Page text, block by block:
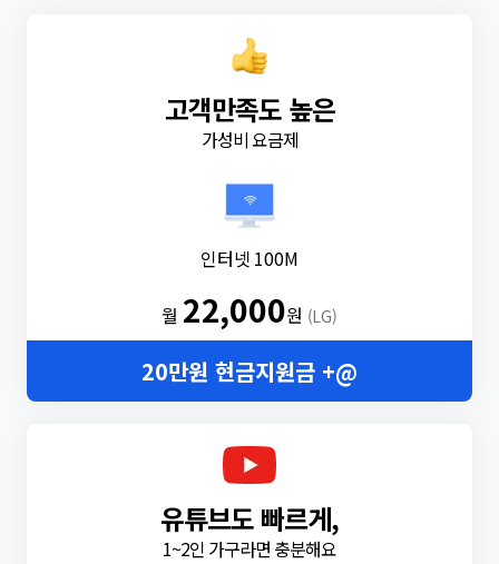
고객만족도 높은
가성비 요금제
인터넷 100M
월 22,000원 (LG)
20만원 현금지원금 +@
유튜브도 빠르게,
1~2인 가구라면 충분해요